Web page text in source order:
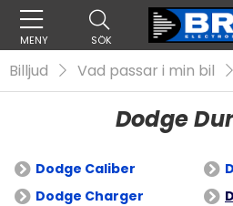
MENY SÖK
Billjud Vad passar i min bil
Dodge
Dodge Caliber
Dodge Charger